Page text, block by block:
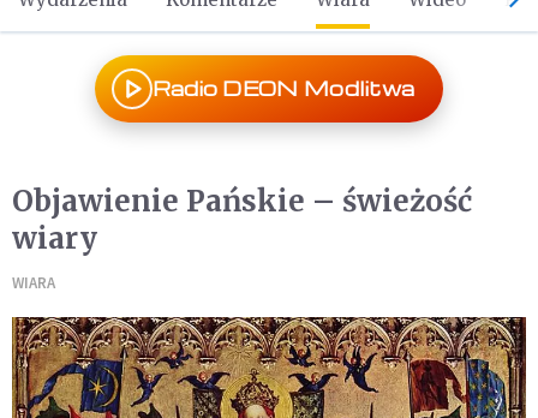
Radio DEON Modlitwa
Objawienie Pańskie – świeżość
wiary
WIARA